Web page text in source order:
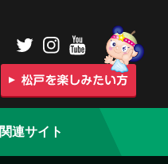
関連サイト